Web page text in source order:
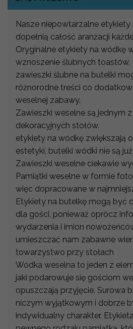
Nasze niepowtarzalne
dopełnią całość aranżacji
Oryginalne etykiety na wódkę
wznoszenie ślubnych toastów.
zawieszki ślubne na butelki
różnorodne treści co
weselnej zabawy.
Zawieszki weselne są jednym
dekoracyjnych stołów.
etykiety na wódkę zwiększają
estetyki, butelki wódki nie są
Zawieszki weselne ciekawie
Pamiątki weselne w formie
więc dopracowane w
Etykiety na butelkę mogą być
dla gości, ponieważ oprócz
wydarzenia i imion
umieszczać nam zabawne
towarzystwo przy stołach
Wódka weselna to jeden z
jaki podarowuje się gościom
opuszczają przyjęcie. Surowa
niczym wyjątkowym i dobrze
indywidualny charakter.